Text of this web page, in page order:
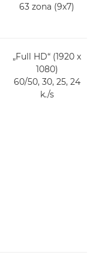
63 zona (9x7)
„Full HD“ (1920 x
1080)
60/50, 30, 25, 24
k./s